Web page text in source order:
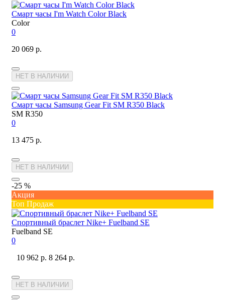
Смарт часы I'm Watch Color Black
Color
0
20 069 р.
НЕТ В НАЛИЧИИ
Смарт часы Samsung Gear Fit SM R350 Black
SM R350
0
13 475 р.
НЕТ В НАЛИЧИИ
-25 %
Акция
Топ Продаж
Спортивный браслет Nike+ Fuelband SE
Fuelband SE
0
10 962 р. 8 264 р.
НЕТ В НАЛИЧИИ